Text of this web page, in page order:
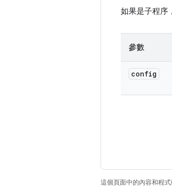
如果是子程序
參數
config
這個頁面中的內容和程